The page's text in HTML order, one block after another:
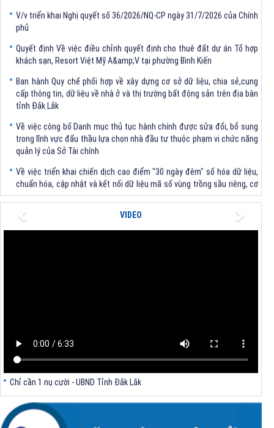
phủ
khách sạn, Resort Việt Mỹ A&amp;V tại phường Bình Kiến
cấp thông tin, dữ liệu về nhà ở và thị trường bất động sản trên địa bàn
tỉnh Đắk Lắk
trong lĩnh vực đấu thầu lựa chọn nhà đầu tư thuộc phạm vi chức năng
quản lý của Sở Tài chính
chuẩn hóa, cập nhật và kết nối dữ liệu mã số vùng trồng sầu riêng, cơ
sở đóng gói và kết nối Hệ thống truy xuất nguồn gốc nông sản trên địa
bàn tỉnh Đắk Lắk
V/v triển khai Nghị quyết số 36/2026/NQ-CP ngày 31/7/2026 của Chính
phủ
VIDEO
Previous Next
Chỉ cần 1 nụ cười - UBND Tỉnh Đắk Lắk